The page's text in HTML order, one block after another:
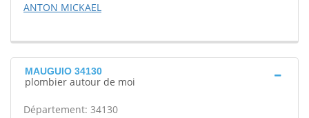
ANTON MICKAEL
MAUGUIO 34130
plombier autour de moi
Département: 34130